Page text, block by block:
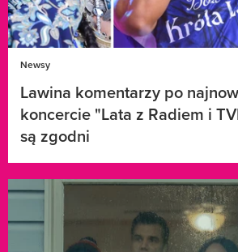
Newsy
Lawina komentarzy po
koncercie "Lata z Radiem i
są zgodni